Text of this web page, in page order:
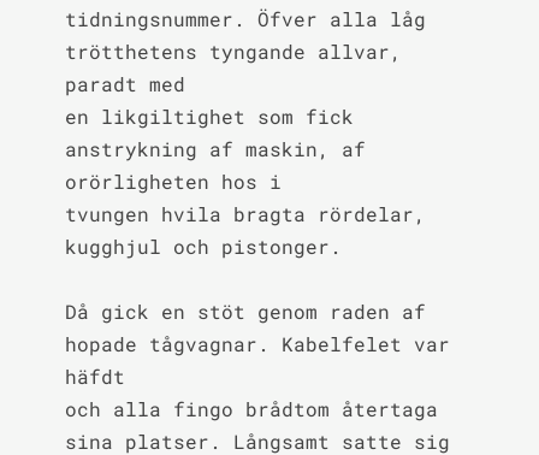
tidningsnummer. Öfver alla låg
trötthetens tyngande allvar,
paradt med
en likgiltighet som fick
anstrykning af maskin, af
orörligheten hos i
tvungen hvila bragta rördelar,
kugghjul och pistonger.
Då gick en stöt genom raden af
hopade tågvagnar. Kabelfelet var
häfdt
och alla fingo brådtom återtaga
sina platser. Långsamt satte sig